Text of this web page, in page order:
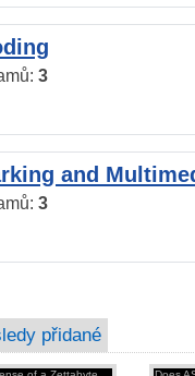
3
and
3
přidané